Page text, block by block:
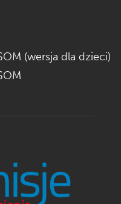
(wersja dla dzieci)